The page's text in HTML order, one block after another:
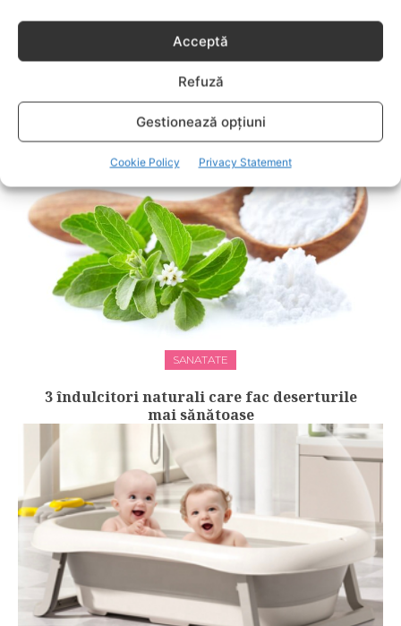
Acceptă
Refuză
Gestionează opțiuni
Cookie Policy Privacy Statement
BEBELUSI
Fără lacrimi, fără iritații: cum alegi
șamponul perfect pentru copilul tău
SANATATE
3 îndulcitori naturali care fac deserturile
mai sănătoase